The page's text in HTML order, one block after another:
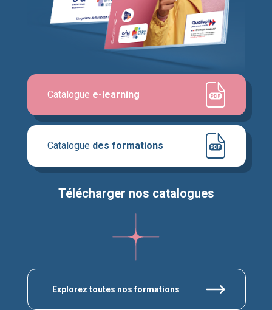
Explorez toutes nos formations
Télécharger nos catalogues
Catalogue des formations
Catalogue e-learning